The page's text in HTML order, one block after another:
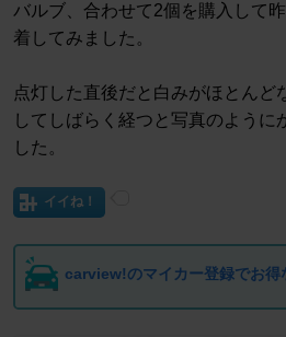
バルブ、合わせて2個を購入して
着してみました。
点灯した直後だと白みがほとんど
してしばらく経つと写真のように
した。
イイね！
carview!のマイカー登録でお得